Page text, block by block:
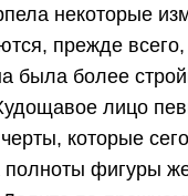
некоторые
прежде
была более
лицо
которые
полноты фигуры